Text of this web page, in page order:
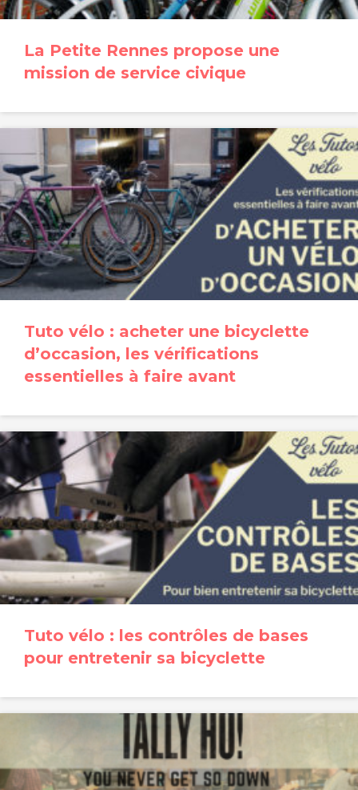
La Petite Rennes propose une
mission de service civique
Tuto vélo : acheter une bicyclette
d’occasion, les vérifications
essentielles à faire avant
Tuto vélo : les contrôles de bases
pour entretenir sa bicyclette